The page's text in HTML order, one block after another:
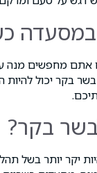
במסעדה
מחפשים מנה
בקר יכול
בקר?
יותר בשל תהליך